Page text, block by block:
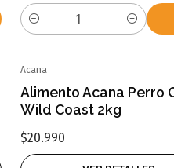
Cantidad
Acana
Alimento Acana Perro
Wild Coast 2kg
$20.990